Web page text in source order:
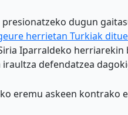
dugun
herrietan Turkiak
Iparraldeko
defendatzea
eremu askeen kontrako